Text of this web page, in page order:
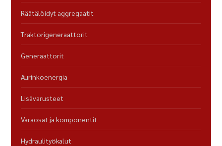
Räätälöidyt aggregaatit
Traktorigeneraattorit
Generaattorit
Aurinkoenergia
Lisävarusteet
Varaosat ja komponentit
Hydraulityökalut